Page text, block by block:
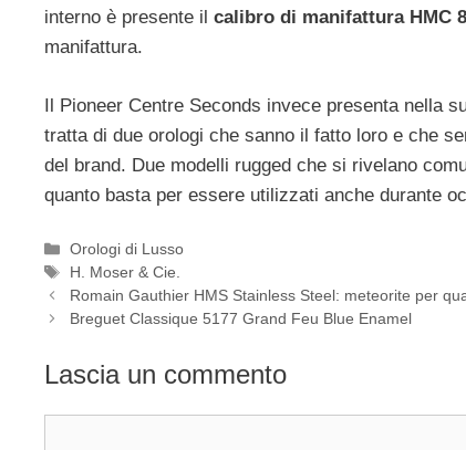
interno è presente il calibro di manifattura HMC
manifattura.
Il Pioneer Centre Seconds invece presenta nella
tratta di due orologi che sanno il fatto loro e che
del brand. Due modelli rugged che si rivelano
quanto basta per essere utilizzati anche durante
Categorie
Orologi di Lusso
Tag
H. Moser & Cie.
Navigazione
articolo
Romain Gauthier HMS Stainless Steel: meteorite per
Breguet Classique 5177 Grand Feu Blue Enamel
Lascia un commento